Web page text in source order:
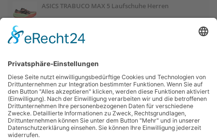
ASICS TRABUCO MAX 5 Laufschuhe Herren
ASICS GEL-PULSE 17 Laufschuhe Damen
Salomon OUTCHILL Winterschuhe Damen
ASICS GEL-CUMULUS 28 Laufschuhe Damen